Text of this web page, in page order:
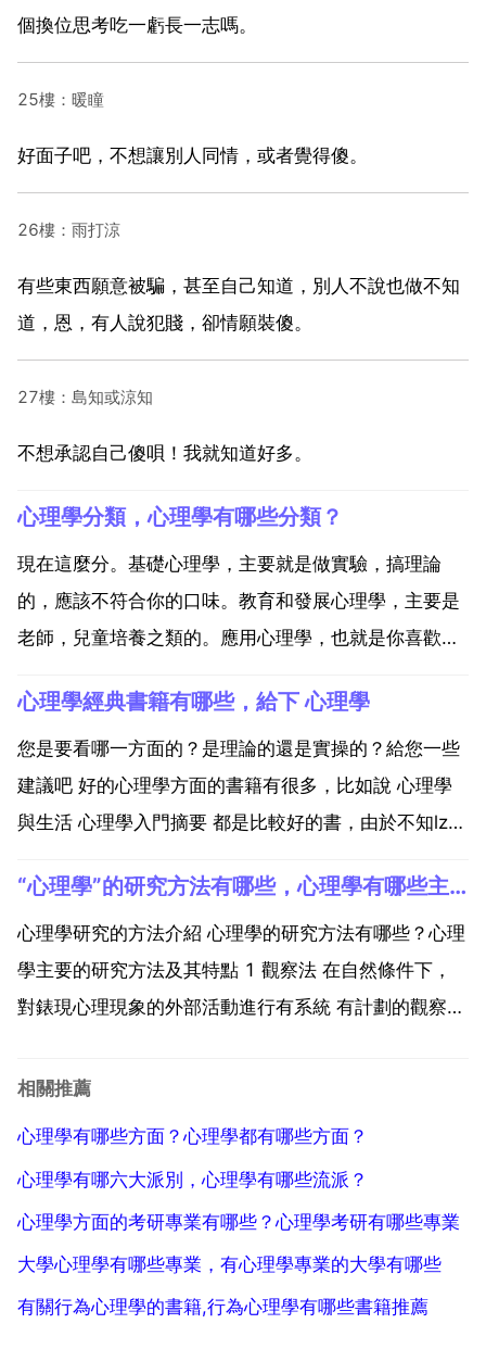
個換位思考吃一虧長一志嗎。
25樓：暖瞳
好面子吧，不想讓別人同情，或者覺得傻。
26樓：雨打涼
有些東西願意被騙，甚至自己知道，別人不說也做不知
道，恩，有人說犯賤，卻情願裝傻。
27樓：島知或涼知
不想承認自己傻唄！我就知道好多。
心理學分類，心理學有哪些分類？
現在這麼分。基礎心理學，主要就是做實驗，搞理論
的，應該不符合你的口味。教育和發展心理學，主要是
老師，兒童培養之類的。應用心理學，也就是你喜歡的
的需要廣告心理學，消費心理學。也就是說只要能用於
實踐的，多可以算是應用心理學，你如果希望能洞察人
心 雖然我覺得...
心理學經典書籍有哪些，給下 心理學
您是要看哪一方面的？是理論的還是實操的？給您一些
建議吧 好的心理學方面的書籍有很多，比如說 心理學
與生活 心理學入門摘要 都是比較好的書，由於不知lz要
家看一下，那邊有對心理學初學者選書的建議和一些心
理學書的點評，樓主看一下自然就能找到適合的書了...
“心理學”的研究方法有哪些，心理學有哪些主要的研究方法
心理學研究的方法介紹 心理學的研究方法有哪些？心理
學主要的研究方法及其特點 1 觀察法 在自然條件下，
對錶現心理現象的外部活動進行有系統 有計劃的觀察，
大 簡便易行 所得材料比較真實。缺點 結果難以重複驗
相關推薦
心理學有哪些方面？心理學都有哪些方面？
心理學有哪六大派別，心理學有哪些流派？
心理學方面的考研專業有哪些？心理學考研有哪些專業
大學心理學有哪些專業，有心理學專業的大學有哪些
有關行為心理學的書籍,行為心理學有哪些書籍推薦